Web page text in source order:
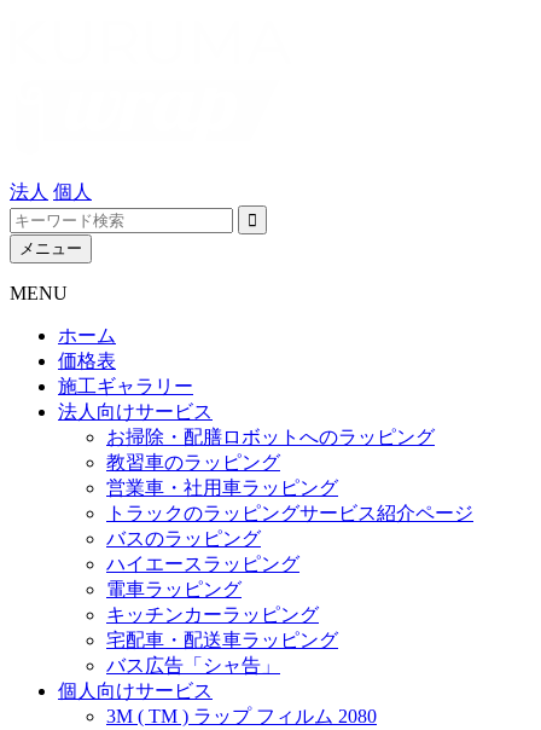
法人 個人
メニュー
MENU
ホーム
価格表
施工ギャラリー
法人向けサービス
お掃除・配膳ロボットへのラッピング
教習車のラッピング
営業車・社用車ラッピング
トラックのラッピングサービス紹介ページ
バスのラッピング
ハイエースラッピング
電車ラッピング
キッチンカーラッピング
宅配車・配送車ラッピング
バス広告「シャ告」
個人向けサービス
3M ( TM ) ラップ フィルム 2080